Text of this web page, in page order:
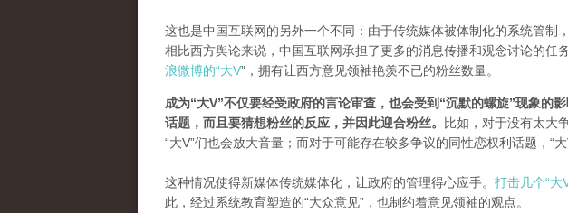
这也是中国互联网的另外一个不同：由于传统媒体被体制化的系统管制
相比西方舆论来说，中国互联网承担了更多的消息传播和观念讨论的任
浪微博的“大V”，拥有让西方意见领袖艳羡不已的粉丝数量。
成为“大V”不仅要经受政府的言论审查，也会受到“沉默的螺旋”现象的影
话题，而且要猜想粉丝的反应，并因此迎合粉丝。
比如，对于没有太大
“大V”们也会放大音量；而对于可能存在较多争议的同性恋权利话题，“大
这种情况使得新媒体传统媒体化，让政府的管理得心应手。 打击几个“大
此，经过系统教育塑造的“大众意见”，也制约着意见领袖的观点。